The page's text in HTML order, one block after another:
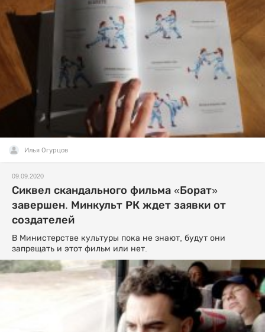
Илья Огурцов
09.09.2020
Сиквел скандального фильма «Борат»
завершен. Минкульт РК ждет заявки от
создателей
В Министерстве культуры пока не знают, будут они
запрещать и этот фильм или нет.